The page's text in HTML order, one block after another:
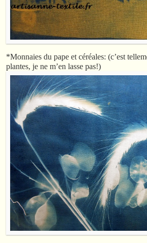
*Monnaies du pape et céréales: (c’est
plantes, je ne m’en lasse pas!)